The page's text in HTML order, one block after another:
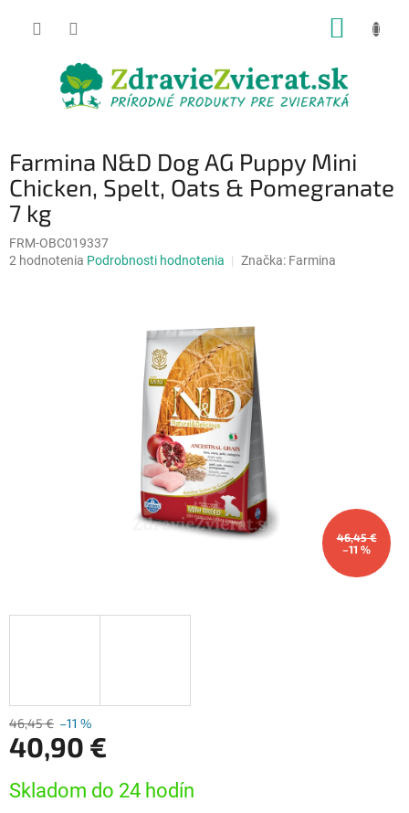
Farmina N&D Dog AG Puppy Mini
Chicken, Spelt, Oats & Pomegranate
7 kg
FRM-OBC019337
Priemerné
2 hodnotenia Podrobnosti hodnotenia Značka: Farmina
46,45 €
–11 %
46,45 € –11 %
40,90 €
cena:
Skladom do 24 hodín